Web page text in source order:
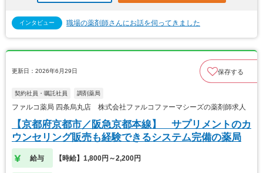
インタビュー 職場の薬剤師さんにお話を伺ってきました
更新日：2026年6月29日 保存する
契約社員・嘱託社員 調剤薬局
ファルコ薬局 四条烏丸店 株式会社ファルコファーマシーズの薬剤師求人
【京都府京都市／阪急京都本線】 サプリメントのカ
ウンセリング販売も経験できるシステム完備の薬局
給与 【時給】1,800円～2,200円